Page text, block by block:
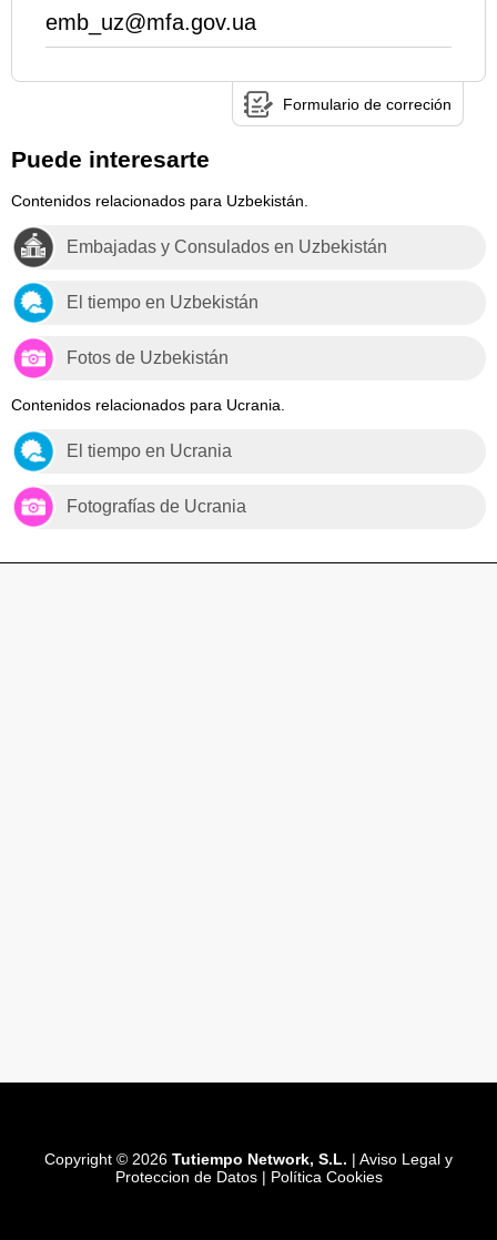
emb_uz@mfa.gov.ua
Formulario de correción
Puede interesarte
Contenidos relacionados para Uzbekistán.
Embajadas y Consulados en Uzbekistán
El tiempo en Uzbekistán
Fotos de Uzbekistán
Contenidos relacionados para Ucrania.
El tiempo en Ucrania
Fotografías de Ucrania
Copyright © 2026 Tutiempo Network, S.L. | Aviso Legal y
Proteccion de Datos| Política Cookies